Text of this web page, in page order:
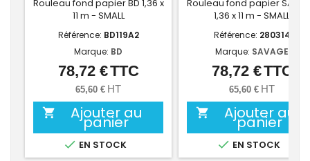
Rouleau fond papier BD 1,36 x
11 m - SMALL
Référence: BD119A2
Marque: BD
Prix
78,72 €TTC
65,60 € HT
 Ajouter au
panier
 EN STOCK
Rouleau fond papier
1,36 x 11 m - SMALL
Référence: 280314
Marque: SAVAGE
Prix
78,72 €TTC
65,60 € HT
 Ajouter au
panier
 EN STOCK